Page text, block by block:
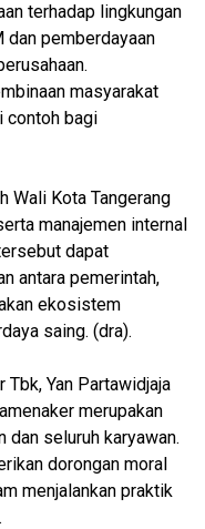
terhadap lingkungan
dan pemberdayaan
masyarakat
contoh bagi
Wali Kota Tangerang
manajemen internal
dapat
antara pemerintah,
ekosistem
saing. (dra).
Yan Partawidjaja
merupakan
dan seluruh karyawan.
dorongan moral
menjalankan praktik